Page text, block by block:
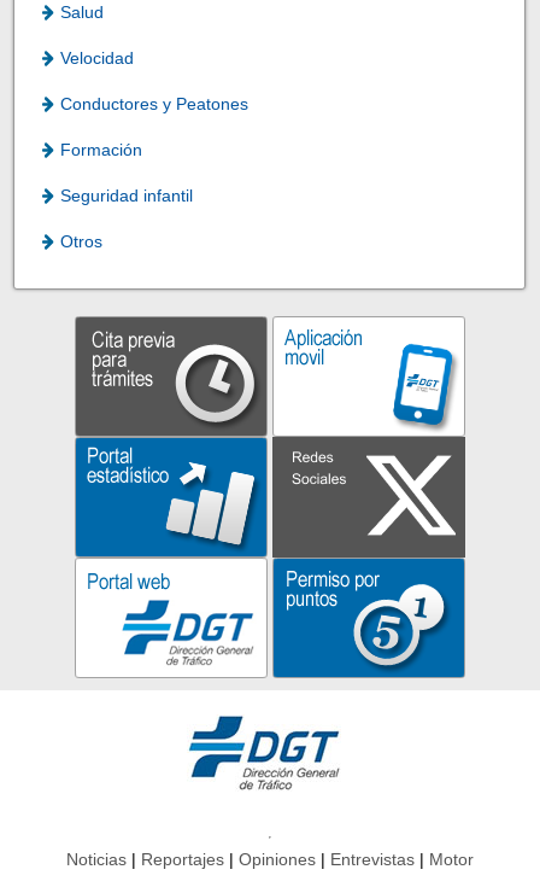
Salud
Velocidad
Conductores y Peatones
Formación
Seguridad infantil
Otros
Noticias Reportajes Opiniones Entrevistas Motor